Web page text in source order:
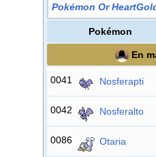
Pokémon Or
Pokémon
En
0041 Nosferapti
0042 Nosferalto
0086 Otaria